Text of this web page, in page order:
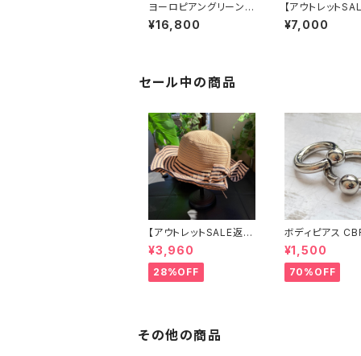
ヨーロピアングリーン
インポートワンピース｜
ストレッチジャージ 七
¥16,800
【アウトレット
交換不可8/20ま
ルターネック＆厚
¥7,000
セール中の商品
【アウトレットSALE返品
交換不可8/20まで】つ
ば広サマーハット・通気
性・軽量 ワイヤー入り
ハット ボーダー＆BIGリ
¥3,960
28%OFF
ボディピアス
両耳2個セット 1
ネジ式 簡単脱着
ジカルステンレ
輸入
¥1,500
70%OFF
その他の商品